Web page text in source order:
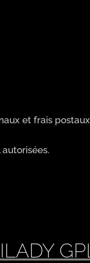
et frais